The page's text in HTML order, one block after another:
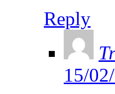
Reply
15/